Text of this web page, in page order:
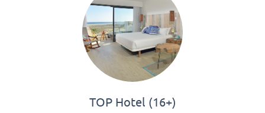
TOP Hotel (16+)